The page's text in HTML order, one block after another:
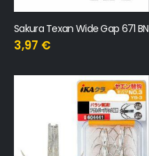
Sakura Texan Wide Gap 671 BN
3,97 €